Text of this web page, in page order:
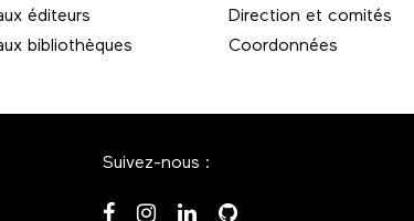
éditeurs
bibliothèques
Direction et comités
Coordonnées
Suivez-nous :